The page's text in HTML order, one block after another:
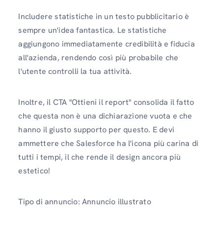
Includere statistiche in un testo pubblicitario è
sempre un'idea fantastica. Le statistiche
aggiungono immediatamente credibilità e fiducia
all'azienda, rendendo così più probabile che
l'utente controlli la tua attività.
Inoltre, il CTA "Ottieni il report" consolida il fatto
che questa non è una dichiarazione vuota e che
hanno il giusto supporto per questo. E devi
ammettere che Salesforce ha l'icona più carina di
tutti i tempi, il che rende il design ancora più
estetico!
Tipo di annuncio: Annuncio illustrato